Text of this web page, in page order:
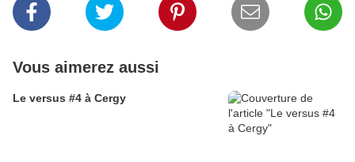
Vous aimerez aussi
Le versus #4 à Cergy